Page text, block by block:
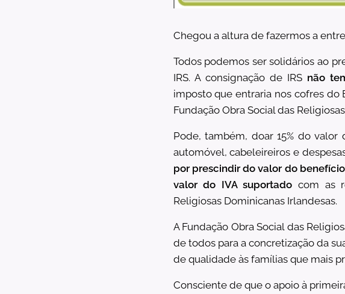
Chegou a altura de fazermos a
Todos podemos ser solidários ao
IRS. A consignação de IRS não
imposto que entraria nos cofres do
Fundação Obra Social das
Pode, também, doar 15% do
automóvel, cabeleireiros e
por prescindir do valor do
valor do IVA suportado com as
Religiosas Dominicanas Irlandesas.
A Fundação Obra Social das
de todos para a concretização da
de qualidade às famílias que mais
Consciente de que o apoio à